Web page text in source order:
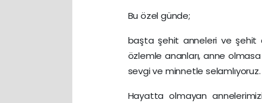
Bu özel günde;
başta şehit anneleri ve şehit
özlemle ananları, anne
sevgi ve minnetle selamlıyoruz.
Hayatta olmayan